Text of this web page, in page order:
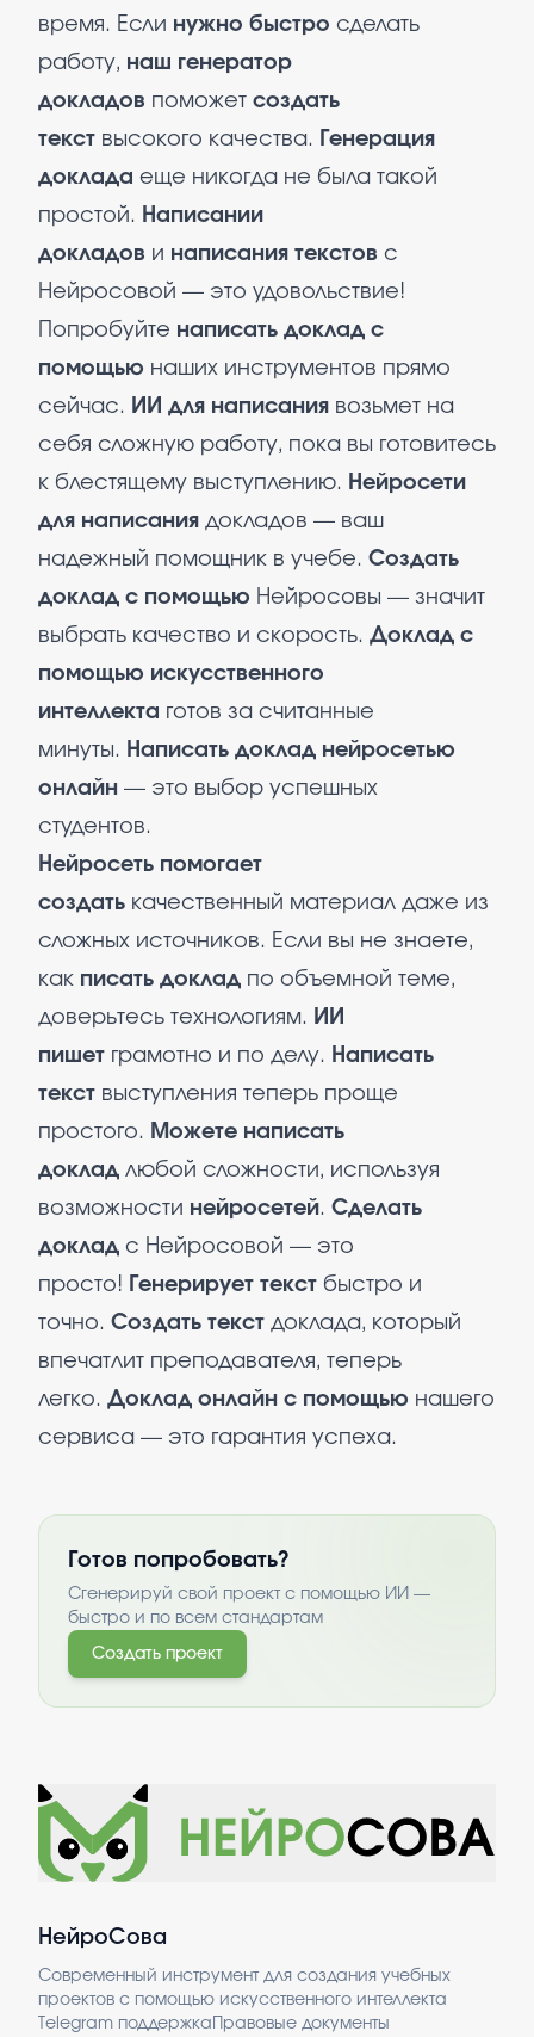
время. Если нужно быстро сделать
работу, наш генератор
докладов поможет создать
текст высокого качества. Генерация
доклада еще никогда не была такой
простой. Написании
докладов и написания текстов с
Нейросовой — это удовольствие!
Попробуйте написать доклад с
помощью наших инструментов прямо
сейчас. ИИ для написания возьмет на
себя сложную работу, пока вы готовитесь
к блестящему выступлению. Нейросети
для написания докладов — ваш
надежный помощник в учебе. Создать
доклад с помощью Нейросовы — значит
выбрать качество и скорость. Доклад с
помощью искусственного
интеллекта готов за считанные
минуты. Написать доклад нейросетью
онлайн — это выбор успешных
студентов.
Нейросеть помогает
создать качественный материал даже из
сложных источников. Если вы не знаете,
как писать доклад по объемной теме,
доверьтесь технологиям. ИИ
пишет грамотно и по делу. Написать
текст выступления теперь проще
простого. Можете написать
доклад любой сложности, используя
возможности нейросетей. Сделать
доклад с Нейросовой — это
просто! Генерирует текст быстро и
точно. Создать текст доклада, который
впечатлит преподавателя, теперь
легко. Доклад онлайн с помощью нашего
сервиса — это гарантия успеха.
Готов попробовать?
Сгенерируй свой проект с помощью ИИ —
быстро и по всем стандартам
Создать проект
НейроСова
Современный инструмент для создания учебных
проектов с помощью искусственного интеллекта
Telegram поддержка Правовые документы